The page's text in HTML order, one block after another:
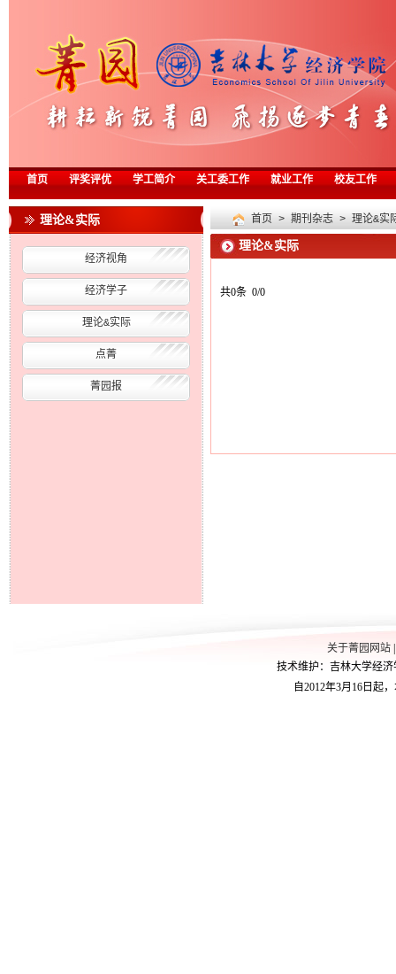
首页 评奖评优 学工简介 关工委工作 就业工作 校友工作
理论&实际
经济视角
经济学子
理论&实际
点菁
菁园报
首页 > 期刊杂志 > 理论&实
理论&实际
共0条 0/0
关于菁园网站
技术维护：吉林大学经济
自2012年3月16日起